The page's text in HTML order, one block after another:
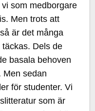
som medborgare
Men trots att
är det många
Dels de
basala behoven
Men sedan
för studenter. Vi
som är